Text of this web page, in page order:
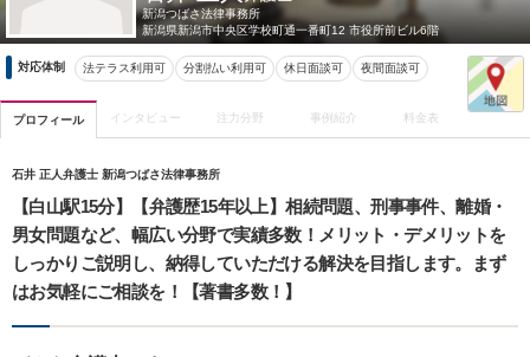
新潟つばさ法律事務所
新潟県新潟市中央区学校町通一番町12 市役所前ビル6階
対応体制 法テラス利用可 分割払い利用可 休日面談可 夜間面談可
プロフィール インタビュー 注力分野 事例紹介 料金表
石井 正人弁護士 新潟つばさ法律事務所
【白山駅15分】【弁護歴15年以上】相続問題、刑事事件、離婚・
男女問題など、幅広い分野で実績多数！メリット・デメリットを
しっかりご説明し、納得していただける解決を目指します。まず
はお気軽にご相談を！【著書多数！】